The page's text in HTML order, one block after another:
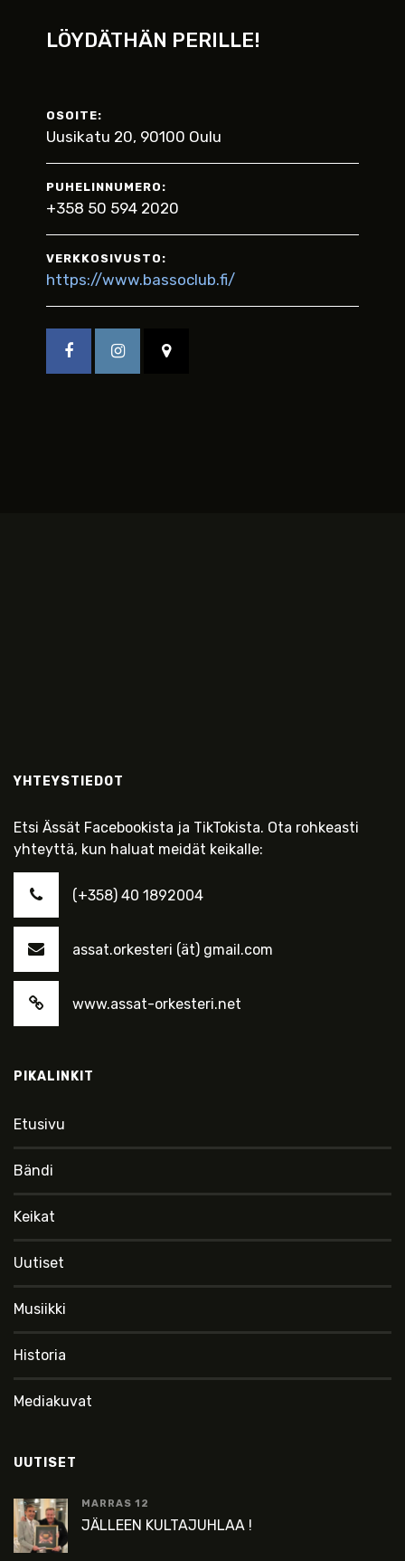
LÖYDÄTHÄN PERILLE!
OSOITE:
Uusikatu 20, 90100 Oulu
PUHELINNUMERO:
+358 50 594 2020
VERKKOSIVUSTO:
https://www.bassoclub.fi/
YHTEYSTIEDOT
Etsi Ässät Facebookista ja TikTokista. Ota rohkeasti
yhteyttä, kun haluat meidät keikalle:
(+358) 40 1892004
assat.orkesteri (ät) gmail.com
www.assat-orkesteri.net
PIKALINKIT
Etusivu
Bändi
Keikat
Uutiset
Musiikki
Historia
Mediakuvat
UUTISET
MARRAS 12
JÄLLEEN KULTAJUHLAA !